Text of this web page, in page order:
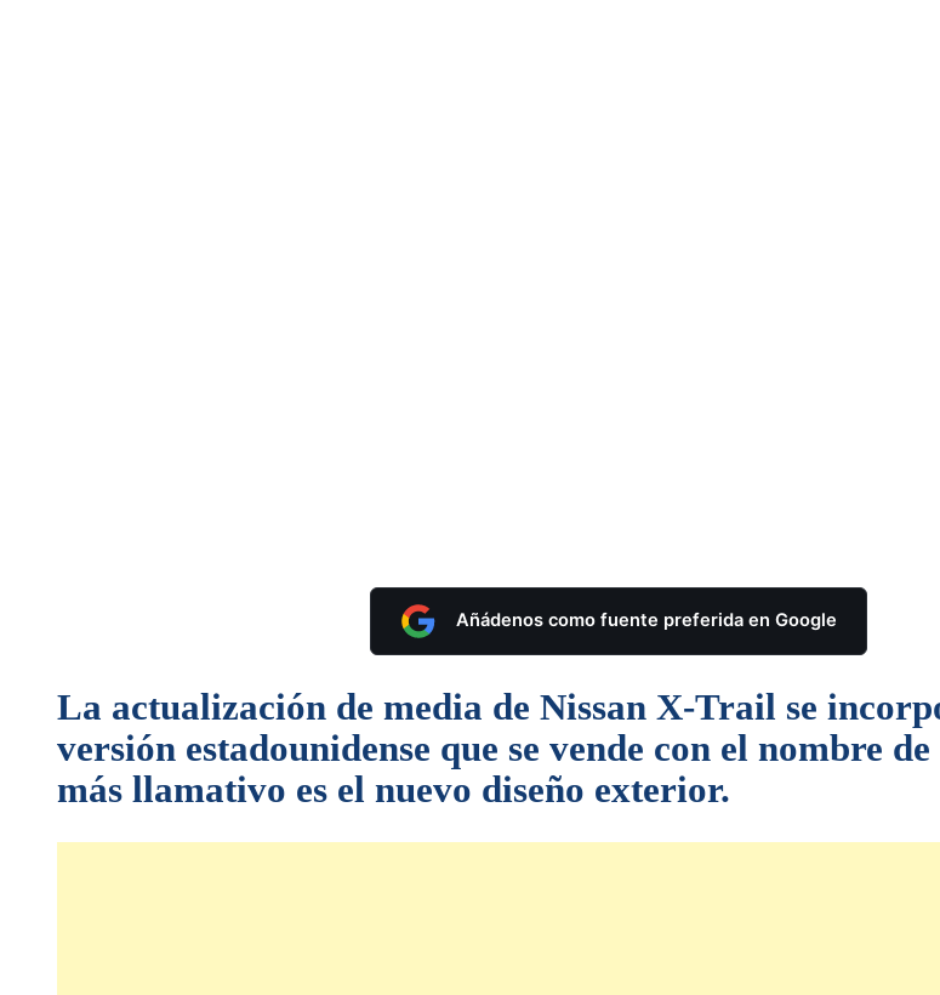
Añádenos como fuente preferida en Google
La actualización de media de Nissan X-Trail se
versión estadounidense que se vende con el nombre
más llamativo es el nuevo diseño exterior.